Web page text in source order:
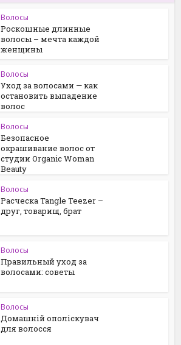
Волосы
Роскошные длинные
волосы – мечта каждой
женщины
Волосы
Уход за волосами — как
остановить выпадение
волос
Волосы
Безопасное
окрашивание волос от
студии Organic Woman
Beauty
Волосы
Расческа Tangle Teezer –
друг, товарищ, брат
Волосы
Правильный уход за
волосами: советы
Волосы
Домашній ополіскувач
для волосся